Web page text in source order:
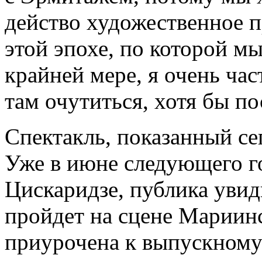
действо художественное
этой эпохе, по которой
крайней мере, я очень
там очутиться, хотя бы
Спектакль, показанный
Уже в июне следующего
Цискаридзе, публика
пройдет на сцене
приурочена к